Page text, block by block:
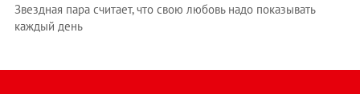
Звездная пара считает, что свою любовь надо показывать
каждый день